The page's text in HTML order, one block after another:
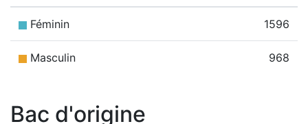
Féminin 1596
Masculin 968
Bac d'origine